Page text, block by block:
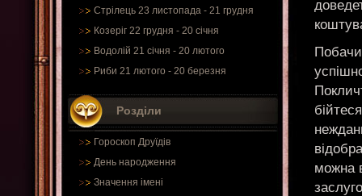
Стрілець 23 листопада - 21 грудня
Козеріг 22 грудня - 20 січня
Водолій 21 січня - 20 лютого
Риби 21 лютого - 20 березня
Розділи
Гороскоп Друїдів
День народження
Значення імені
можна